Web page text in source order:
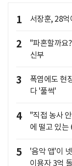
1 서장훈, 28
2
"파혼할까요
신부
3
폭염에도 현
다 '풀썩'
4
"직접 농사
에 떨고 있는
5
'음악 앱'이
이용자 3억